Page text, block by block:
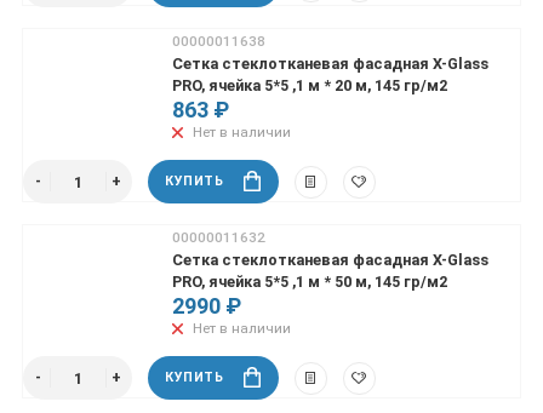
00000011638
Сетка стеклотканевая фасадная X-Glass
PRO, ячейка 5*5 ,1 м * 20 м, 145 гр/м2
863 ₽
Нет в наличии
КУПИТЬ
00000011632
Сетка стеклотканевая фасадная X-Glass
PRO, ячейка 5*5 ,1 м * 50 м, 145 гр/м2
2990 ₽
Нет в наличии
КУПИТЬ